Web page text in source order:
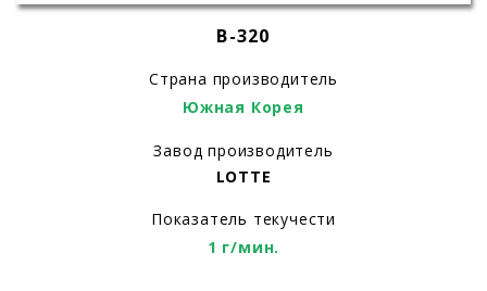
B-320
Страна производитель
Южная Корея
Завод производитель
LOTTE
Показатель текучести
1 г/мин.